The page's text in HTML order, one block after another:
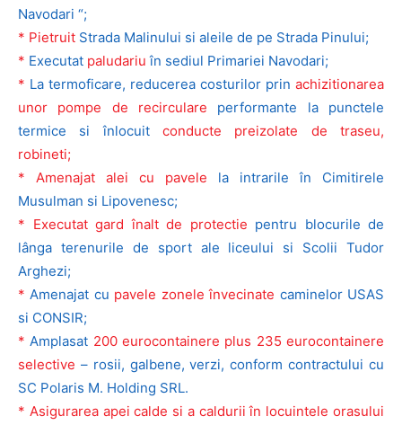
Navodari “;
* Pietruit Strada Malinului si aleile de pe Strada Pinului;
* Executat paludariu în sediul Primariei Navodari;
* La termoficare, reducerea costurilor prin achizitionarea
unor pompe de recirculare
performante la punctele
termice si înlocuit
conducte preizolate de traseu,
robineti;
* Amenajat alei cu pavele
la intrarile în Cimitirele
Musulman si Lipovenesc;
* Executat gard înalt de protectie pentru blocurile de
lânga terenurile de sport ale liceului si Scolii Tudor
Arghezi;
* Amenajat cu pavele zonele învecinate caminelor USAS
si CONSIR;
* Amplasat 200 eurocontainere plus 235 eurocontainere
selective – rosii, galbene, verzi, conform contractului cu
SC Polaris M. Holding SRL.
* Asigurarea apei calde si a caldurii în locuintele orasului